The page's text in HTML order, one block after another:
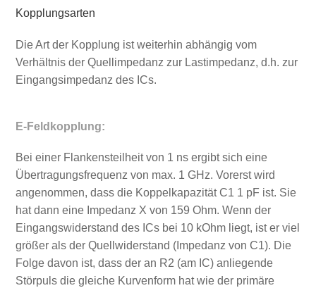
Kopplungsarten
Die Art der Kopplung ist weiterhin abhängig vom
Verhältnis der Quellimpedanz zur Lastimpedanz, d.h. zur
Eingangsimpedanz des ICs.
E-Feldkopplung:
Bei einer Flankensteilheit von 1 ns ergibt sich eine
Übertragungsfrequenz von max. 1 GHz. Vorerst wird
angenommen, dass die Koppelkapazität C1 1 pF ist. Sie
hat dann eine Impedanz X von 159 Ohm. Wenn der
Eingangswiderstand des ICs bei 10 kOhm liegt, ist er viel
größer als der Quellwiderstand (Impedanz von C1). Die
Folge davon ist, dass der an R2 (am IC) anliegende
Störpuls die gleiche Kurvenform hat wie der primäre